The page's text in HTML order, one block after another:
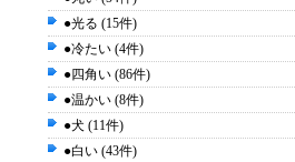
●光る (15件)
●冷たい (4件)
●四角い (86件)
●温かい (8件)
●犬 (11件)
●白い (43件)